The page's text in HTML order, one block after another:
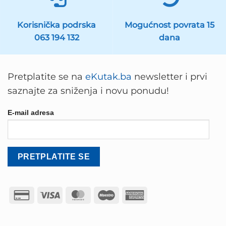
Korisnička podrska
063 194 132
Mogućnost povrata 15
dana
Pretplatite se na eKutak.ba newsletter i prvi
saznajte za sniženja i novu ponudu!
E-mail adresa
Credit
Visa MasterCard
Maestro